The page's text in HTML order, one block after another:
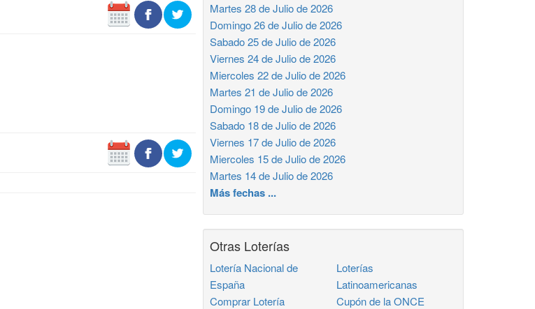
Martes 28 de Julio de 2026
Domingo 26 de Julio de 2026
Sabado 25 de Julio de 2026
Viernes 24 de Julio de 2026
Miercoles 22 de Julio de 2026
Martes 21 de Julio de 2026
Domingo 19 de Julio de 2026
Sabado 18 de Julio de 2026
Viernes 17 de Julio de 2026
Miercoles 15 de Julio de 2026
Martes 14 de Julio de 2026
Más fechas ...
Otras Loterías
Lotería Nacional de
España
Comprar Lotería
Loterías
Latinoamericanas
Cupón de la ONCE